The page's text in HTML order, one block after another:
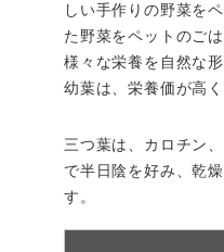
しい手作りの野菜を
た野菜をペットのご
様々な栄養を自然な
幼葉は、栄養価が高
三つ葉は、カロチン
で半日陰を好み、乾
す。